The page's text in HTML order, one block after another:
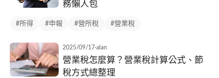
務懶人包
#所得 #申報 #營所稅 #營業稅
2025/09/17·alan
營業稅怎麼算？營業稅計算公式、節
稅方式總整理